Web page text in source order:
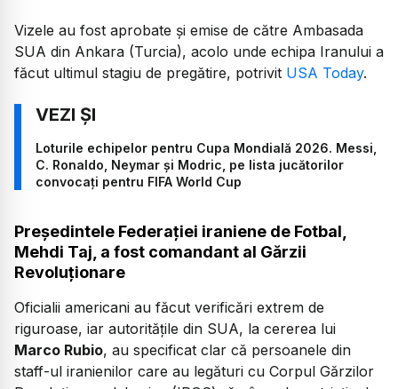
Vizele au fost aprobate și emise de către Ambasada
SUA din Ankara (Turcia), acolo unde echipa Iranului a
făcut ultimul stagiu de pregătire, potrivit USA Today.
Loturile echipelor pentru Cupa Mondială 2026. Messi,
C. Ronaldo, Neymar și Modric, pe lista jucătorilor
convocați pentru FIFA World Cup
Președintele Federației iraniene de Fotbal,
Mehdi Taj, a fost comandant al Gărzii
Revoluționare
Oficialii americani au făcut verificări extrem de
riguroase, iar autoritățile din SUA, la cererea lui
Marco Rubio, au specificat clar că persoanele din
staff-ul iranienilor care au legături cu Corpul Gărzilor